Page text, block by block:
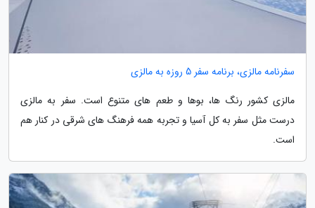
سفرنامه مالزی، برنامه سفر 5 روزه به مالزی
مالزی کشور رنگ ها، بوها و طعم های متنوع است. سفر به مالزی
درست مثل سفر به کل آسیا و تجربه همه فرهنگ های شرقی در کنار هم
است.